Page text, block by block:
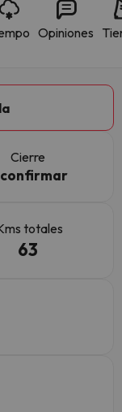
Opiniones
Cierre
totales
63